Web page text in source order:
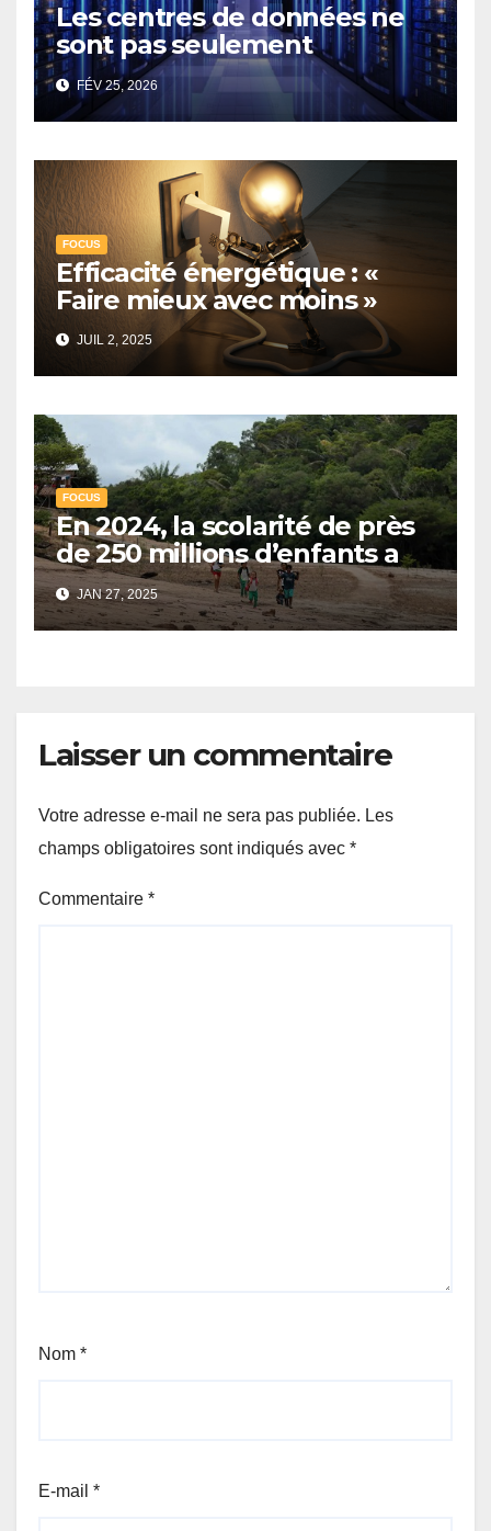
Les centres de données ne
sont pas seulement
énergivores : ils sont aussi
très gourmands en eau
FÉV 25, 2026
FOCUS
Efficacité énergétique : «
Faire mieux avec moins »
JUIL 2, 2025
FOCUS
En 2024, la scolarité de près
de 250 millions d’enfants a
été perturbée par les crises
climatiques
JAN 27, 2025
Laisser un commentaire
Votre adresse e-mail ne sera pas publiée. Les
champs obligatoires sont indiqués avec *
Commentaire *
Nom *
E-mail *